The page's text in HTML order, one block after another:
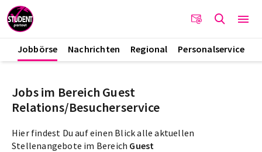
Jobbörse Nachrichten Regional Personalservice
Jobs im Bereich Guest
Relations/Besucherservice
Hier findest Du auf einen Blick alle aktuellen
Stellenangebote im Bereich Guest